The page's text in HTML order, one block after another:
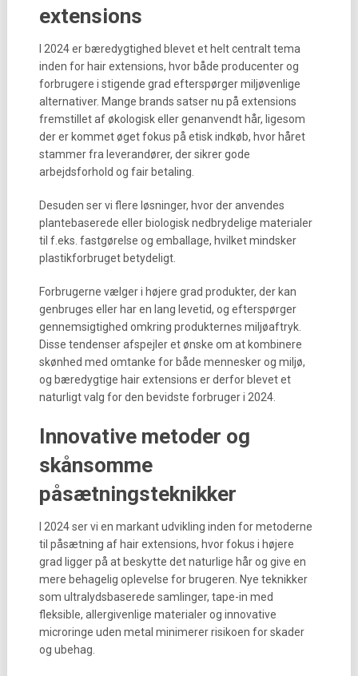
extensions
I 2024 er bæredygtighed blevet et helt centralt tema
inden for hair extensions, hvor både producenter og
forbrugere i stigende grad efterspørger miljøvenlige
alternativer. Mange brands satser nu på extensions
fremstillet af økologisk eller genanvendt hår, ligesom
der er kommet øget fokus på etisk indkøb, hvor håret
stammer fra leverandører, der sikrer gode
arbejdsforhold og fair betaling.
Desuden ser vi flere løsninger, hvor der anvendes
plantebaserede eller biologisk nedbrydelige materialer
til f.eks. fastgørelse og emballage, hvilket mindsker
plastikforbruget betydeligt.
Forbrugerne vælger i højere grad produkter, der kan
genbruges eller har en lang levetid, og efterspørger
gennemsigtighed omkring produkternes miljøaftryk.
Disse tendenser afspejler et ønske om at kombinere
skønhed med omtanke for både mennesker og miljø,
og bæredygtige hair extensions er derfor blevet et
naturligt valg for den bevidste forbruger i 2024.
Innovative metoder og
skånsomme
påsætningsteknikker
I 2024 ser vi en markant udvikling inden for metoderne
til påsætning af hair extensions, hvor fokus i højere
grad ligger på at beskytte det naturlige hår og give en
mere behagelig oplevelse for brugeren. Nye teknikker
som ultralydsbaserede samlinger, tape-in med
fleksible, allergivenlige materialer og innovative
microringe uden metal minimerer risikoen for skader
og ubehag.